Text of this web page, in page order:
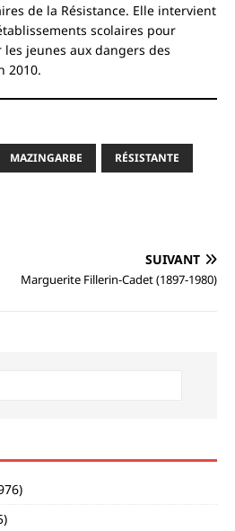
de la Résistance. Elle intervient
scolaires pour
jeunes aux dangers des
2010.
MAZINGARBE RÉSISTANTE
SUIVANT
Marguerite Fillerin-Cadet (1897-1980)